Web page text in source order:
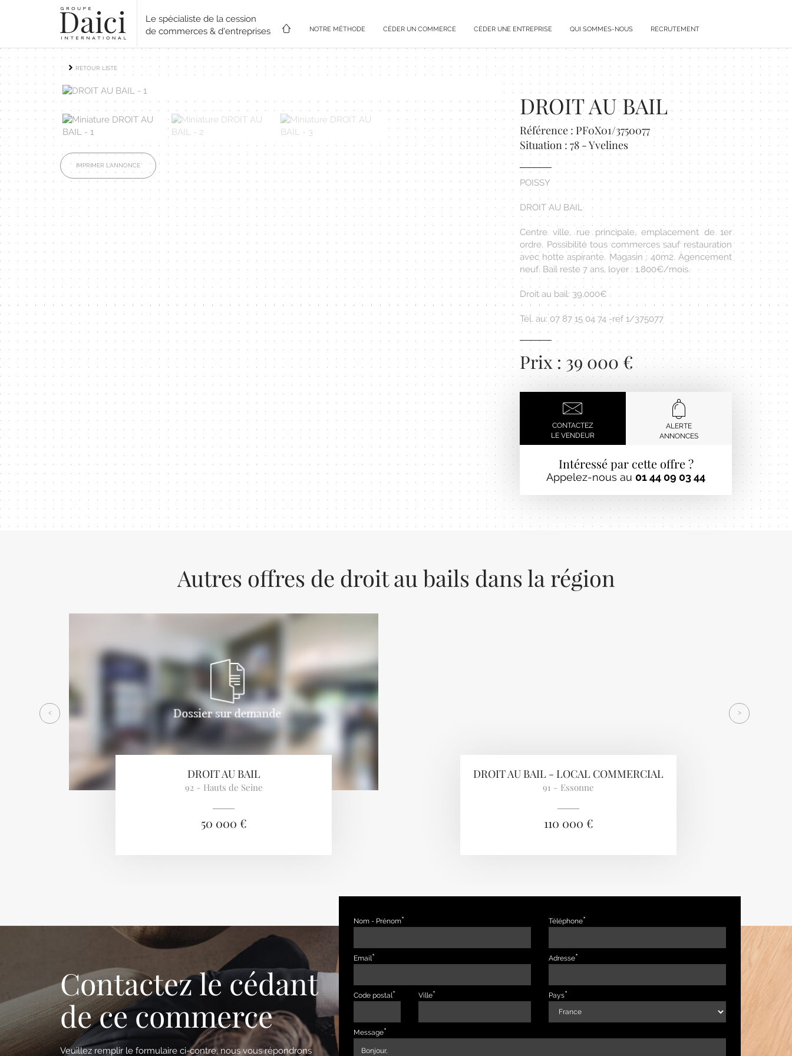
Le spécialiste de la cession
de commerces & d'entreprises
NOTRE MÉTHODE CÉDER UN COMMERCE CÉDER UNE ENTREPRISE QUI SOMMES-NOUS RECRUTEMENT
RETOUR LISTE
IMPRIMER L'ANNONCE
DROIT AU BAIL
Référence : PF0X01/3750077
Situation : 78 - Yvelines
POISSY
DROIT AU BAIL
Centre ville, rue principale, emplacement de 1er
ordre. Possibilité tous commerces sauf restauration
avec hotte aspirante. Magasin : 40m2. Agencement
neuf. Bail reste 7 ans, loyer : 1.800€/mois.
Droit au bail: 39.000€
Tél. au: 07 87 15 04 74 -ref 1/375077
Prix : 39 000 €
CONTACTEZ
LE VENDEUR
ALERTE
ANNONCES
Intéressé par cette offre ?
Appelez-nous au 01 44 09 03 44
Autres offres de droit au bails dans la région
DROIT AU BAIL
92 - Hauts de Seine
50 000 €
DROIT AU BAIL - LOCAL COMMERCIAL
91 - Essonne
110 000 €
< >
Contactez le cédant
de ce commerce
Veuillez remplir le formulaire ci-contre, nous vous répondrons
Nom - Prénom Téléphone
Email Adresse
Code postal Ville Pays
Message